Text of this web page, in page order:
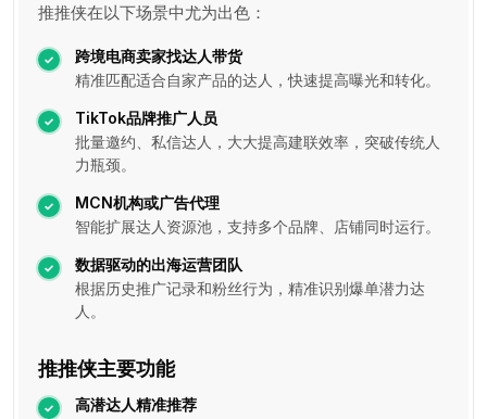
推推侠在以下场景中尤为出色：
跨境电商卖家找达人带货
精准匹配适合自家产品的达人，快速提高曝光和转化。
TikTok品牌推广人员
批量邀约、私信达人，大大提高建联效率，突破传统人
力瓶颈。
MCN机构或广告代理
智能扩展达人资源池，支持多个品牌、店铺同时运行。
数据驱动的出海运营团队
根据历史推广记录和粉丝行为，精准识别爆单潜力达
人。
推推侠主要功能
高潜达人精准推荐